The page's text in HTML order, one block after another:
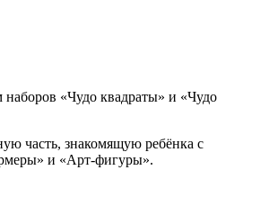
«Чудо квадраты» и «Чудо
часть, знакомящую ребёнка с
и «Арт-фигуры».